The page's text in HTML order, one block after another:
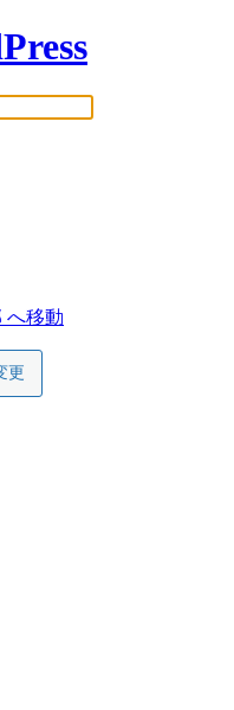
へ移動